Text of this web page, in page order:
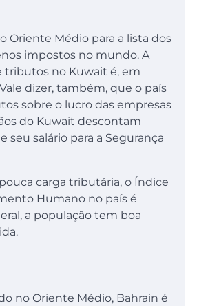
Oriente Médio para a lista dos
impostos no mundo. A
tributos no Kuwait é, em
dizer, também, que o país
sobre o lucro das empresas
do Kuwait descontam
seu salário para a Segurança
carga tributária, o Índice
Humano no país é
a população tem boa
no Oriente Médio, Bahrain é